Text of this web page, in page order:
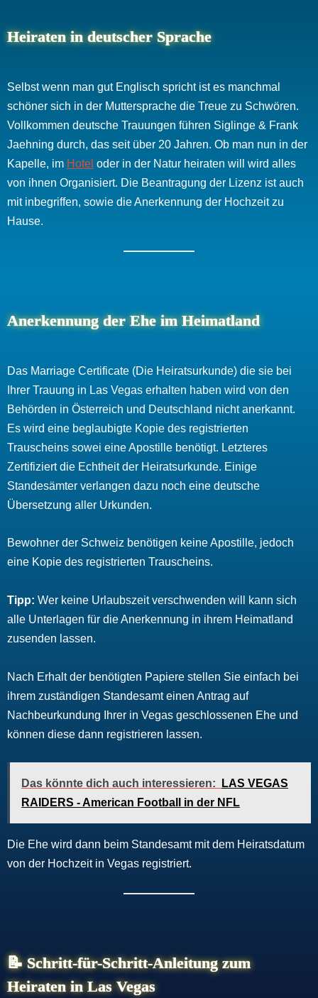
Heiraten in deutscher Sprache
Selbst wenn man gut Englisch spricht ist es manchmal
schöner sich in der Muttersprache die Treue zu Schwören.
Vollkommen deutsche Trauungen führen Siglinge & Frank
Jaehning durch, das seit über 20 Jahren. Ob man nun in der
Kapelle, im Hotel oder in der Natur heiraten will wird alles
von ihnen Organisiert. Die Beantragung der Lizenz ist auch
mit inbegriffen, sowie die Anerkennung der Hochzeit zu
Hause.
Anerkennung der Ehe im Heimatland
Das Marriage Certificate (Die Heiratsurkunde) die sie bei
Ihrer Trauung in Las Vegas erhalten haben wird von den
Behörden in Österreich und Deutschland nicht anerkannt.
Es wird eine beglaubigte Kopie des registrierten
Trauscheins sowei eine Apostille benötigt. Letzteres
Zertifiziert die Echtheit der Heiratsurkunde. Einige
Standesämter verlangen dazu noch eine deutsche
Übersetzung aller Urkunden.
Bewohner der Schweiz benötigen keine Apostille, jedoch
eine Kopie des registrierten Trauscheins.
Tipp: Wer keine Urlaubszeit verschwenden will kann sich
alle Unterlagen für die Anerkennung in ihrem Heimatland
zusenden lassen.
Nach Erhalt der benötigten Papiere stellen Sie einfach bei
ihrem zuständigen Standesamt einen Antrag auf
Nachbeurkundung Ihrer in Vegas geschlossenen Ehe und
können diese dann registrieren lassen.
Das könnte dich auch interessieren:
LAS VEGAS
RAIDERS - American Football in der NFL
Die Ehe wird dann beim Standesamt mit dem Heiratsdatum
von der Hochzeit in Vegas registriert.
📝 Schritt-für-Schritt-Anleitung zum
Heiraten in Las Vegas